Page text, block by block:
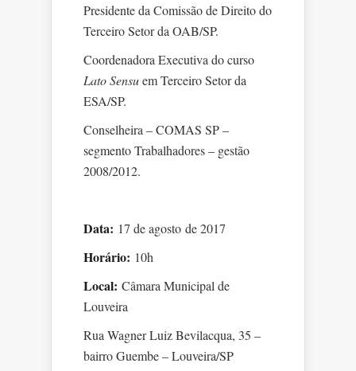
Presidente da Comissão de Direito do
Terceiro Setor da OAB/SP.
Coordenadora Executiva do curso
Lato Sensuem Terceiro Setor da
ESA/SP.
Conselheira – COMAS SP –
segmento Trabalhadores – gestão
2008/2012.
Data: 17 de agosto de 2017
Horário: 10h
Local: Câmara Municipal de
Louveira
Rua Wagner Luiz Bevilacqua, 35 –
bairro Guembe – Louveira/SP